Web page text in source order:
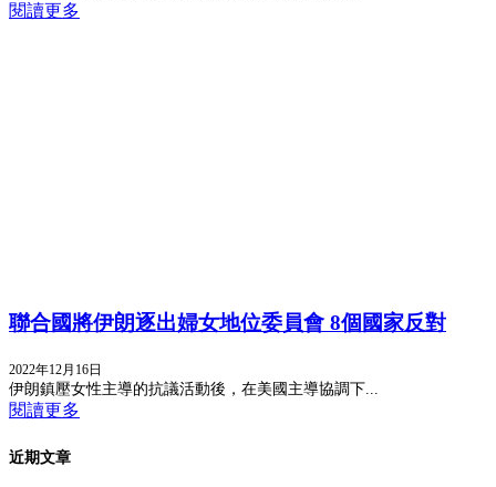
閱讀更多
聯合國將伊朗逐出婦女地位委員會 8個國家反對
2022年12月16日
伊朗鎮壓女性主導的抗議活動後，在美國主導協調下...
閱讀更多
近期文章